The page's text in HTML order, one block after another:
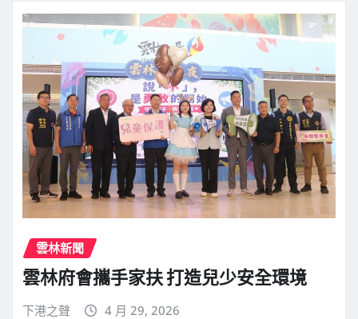
雲林新聞
雲林府會攜手家扶 打造兒少安全環境
下港之聲 4 月 29, 2026